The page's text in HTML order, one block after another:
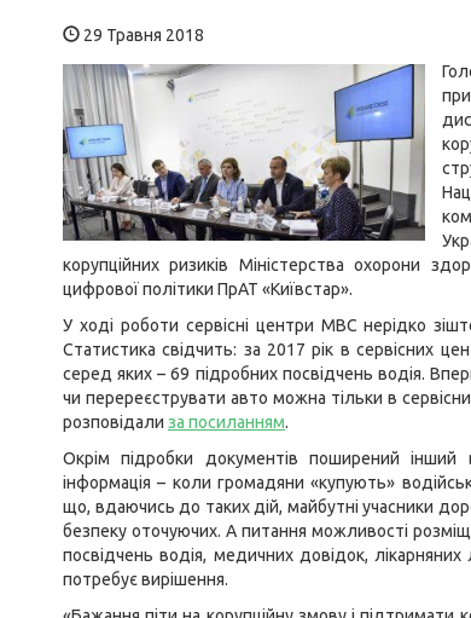
29 Травня 2018
корупційних ризиків Міністерства охорони
цифрової політики ПрАТ «Київстар».
У ході роботи сервісні центри МВС нерідко
Статистика свідчить: за 2017 рік в сервісних
серед яких – 69 підробних посвідчень водія.
чи перереєструвати авто можна тільки в
розповідали за посиланням.
Окрім підробки документів поширений
інформація – коли громадяни «купують»
що, вдаючись до таких дій, майбутні учасники
безпеку оточуючих. А питання можливості
посвідчень водія, медичних довідок,
потребує вирішення.